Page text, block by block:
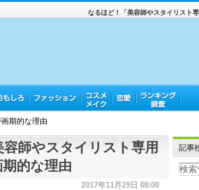
なるほど！「美容師やスタイリスト
期的な理由
師やスタイリスト専用
的な理由
2017年11月29日 08:00
記事